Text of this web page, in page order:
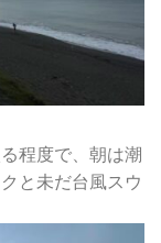
程度で、朝は潮
と未だ台風スウ